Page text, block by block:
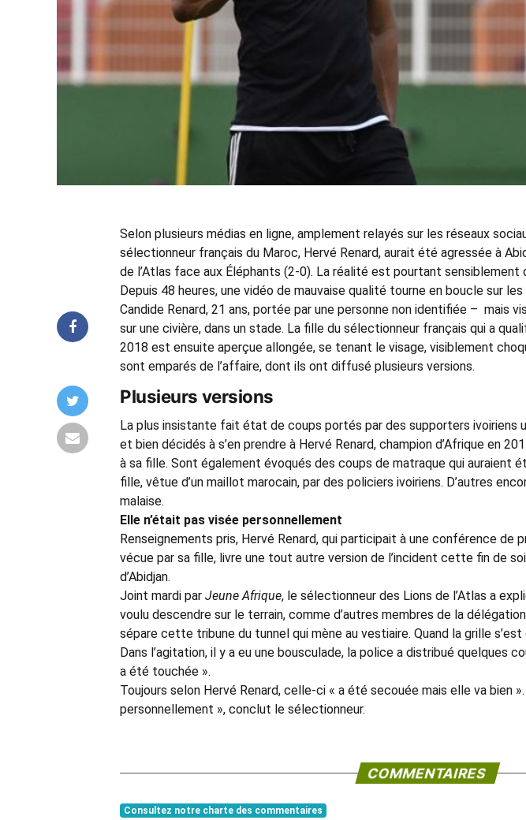
Selon plusieurs médias en ligne, amplement relayés sur les réseaux
sélectionneur français du Maroc, Hervé Renard, aurait été agressée à
de l’Atlas face aux Éléphants (2-0). La réalité est pourtant
Depuis 48 heures, une vidéo de mauvaise qualité tourne en boucle sur
Candide Renard, 21 ans, portée par une personne non identifiée – mais
sur une civière, dans un stade. La fille du sélectionneur français qui a
2018 est ensuite aperçue allongée, se tenant le visage, visiblement
sont emparés de l’affaire, dont ils ont diffusé plusieurs versions.
Plusieurs versions
La plus insistante fait état de coups portés par des supporters ivoiriens
et bien décidés à s’en prendre à Hervé Renard, champion d’Afrique en
à sa fille. Sont également évoqués des coups de matraque qui auraient
fille, vêtue d’un maillot marocain, par des policiers ivoiriens. D’autres
malaise.
Elle n’était pas visée personnellement
Renseignements pris, Hervé Renard, qui participait à une conférence de
vécue par sa fille, livre une tout autre version de l’incident cette fin de
d’Abidjan.
Joint mardi par Jeune Afrique, le sélectionneur des Lions de l’Atlas a
voulu descendre sur le terrain, comme d’autres membres de la
sépare cette tribune du tunnel qui mène au vestiaire. Quand la grille
Dans l’agitation, il y a eu une bousculade, la police a distribué quelques
a été touchée ».
Toujours selon Hervé Renard, celle-ci « a été secouée mais elle va bien
personnellement », conclut le sélectionneur.
COMMENTAIRES
Consultez notre charte des commentaires